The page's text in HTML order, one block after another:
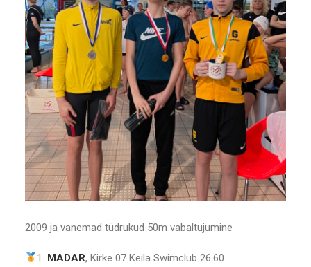
2009 ja vanemad tüdrukud 50m vabaltujumine
1. MADAR, Kirke 07 Keila Swimclub 26.60